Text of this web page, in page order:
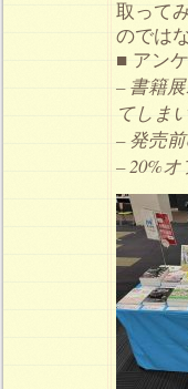
取って
のでは
■ アン
– 書籍
てしま
– 発売
– 20%